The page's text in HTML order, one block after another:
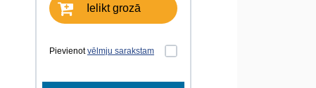
Ielikt grozā
Pievienotvēlmju sarakstam